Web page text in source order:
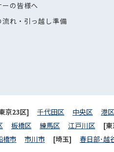
ーの皆様へ
流れ・引っ越し準備
京23区] 千代田区 中央区 港区
板橋区 練馬区 江戸川区 [
橋市
市川市 [埼玉] 春日部･越